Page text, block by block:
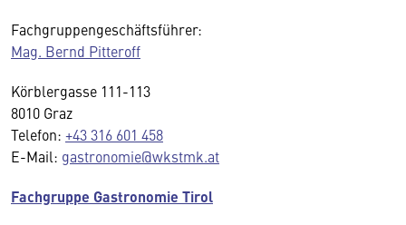
Fachgruppengeschäftsführer:
Mag. Bernd Pitteroff
Körblergasse 111-113
8010 Graz
Telefon: +43 316 601 458
E-Mail: gastronomie@wkstmk.at
Fachgruppe Gastronomie Tirol